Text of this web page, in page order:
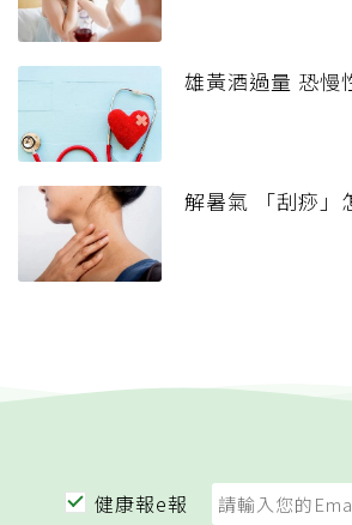
雄黃酒過量 恐慢
解暑氣 「刮痧」
健康報e報